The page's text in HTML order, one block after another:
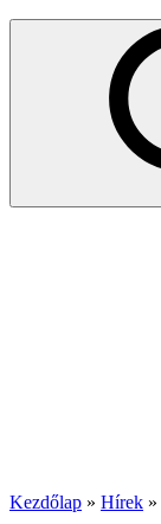
Kezdőlap » Hírek »